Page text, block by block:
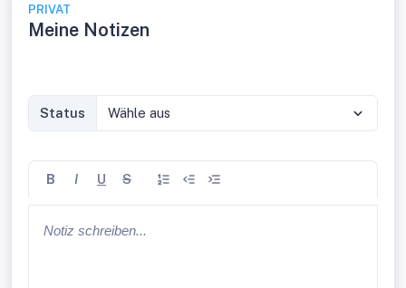
PRIVAT
Meine Notizen
Status Wähle aus
B I U S